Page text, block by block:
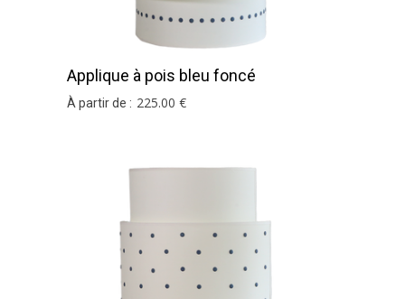
Applique à pois bleu foncé
À partir de : 225.00 €